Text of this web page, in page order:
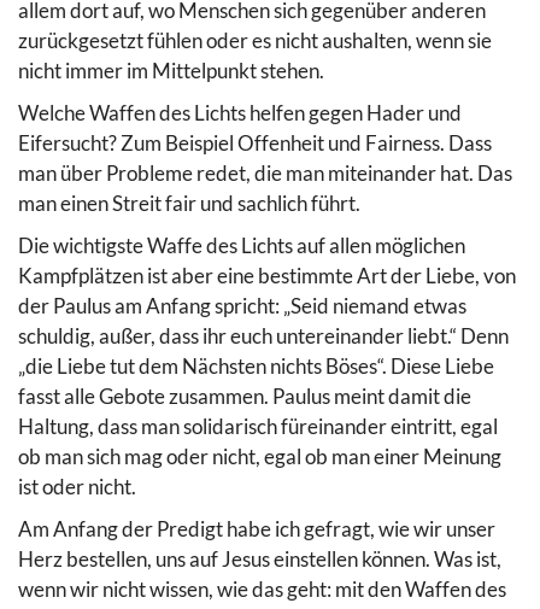
allem dort auf, wo Menschen sich gegenüber anderen
zurückgesetzt fühlen oder es nicht aushalten, wenn sie
nicht immer im Mittelpunkt stehen.
Welche Waffen des Lichts helfen gegen Hader und
Eifersucht? Zum Beispiel Offenheit und Fairness. Dass
man über Probleme redet, die man miteinander hat. Das
man einen Streit fair und sachlich führt.
Die wichtigste Waffe des Lichts auf allen möglichen
Kampfplätzen ist aber eine bestimmte Art der Liebe, von
der Paulus am Anfang spricht: „Seid niemand etwas
schuldig, außer, dass ihr euch untereinander liebt.“ Denn
„die Liebe tut dem Nächsten nichts Böses“. Diese Liebe
fasst alle Gebote zusammen. Paulus meint damit die
Haltung, dass man solidarisch füreinander eintritt, egal
ob man sich mag oder nicht, egal ob man einer Meinung
ist oder nicht.
Am Anfang der Predigt habe ich gefragt, wie wir unser
Herz bestellen, uns auf Jesus einstellen können. Was ist,
wenn wir nicht wissen, wie das geht: mit den Waffen des